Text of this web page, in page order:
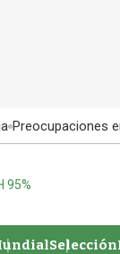
Preocupaciones
95%
Selección